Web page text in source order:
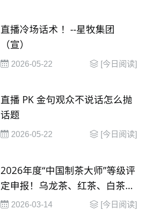
直播冷场话术 ！--星牧集团
（宣）
2026-05-22 [今日阅读]
直播 PK 金句观众不说话怎么抛
话题
2026-05-22 [今日阅读]
2026年度“中国制茶大师”等级评
定申报！乌龙茶、红茶、白茶制
茶大师等级评定
2026-03-14 [今日阅读]